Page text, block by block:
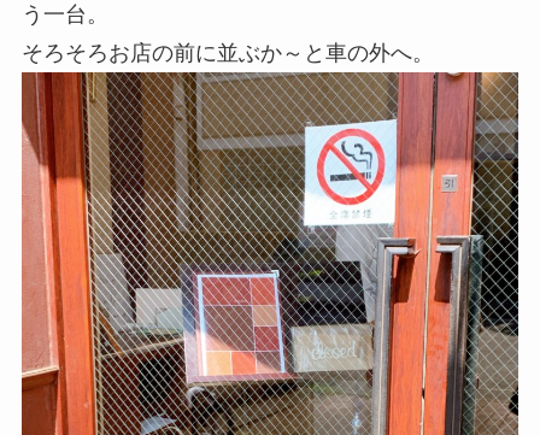
う一台。
そろそろお店の前に並ぶか～と車の外へ。